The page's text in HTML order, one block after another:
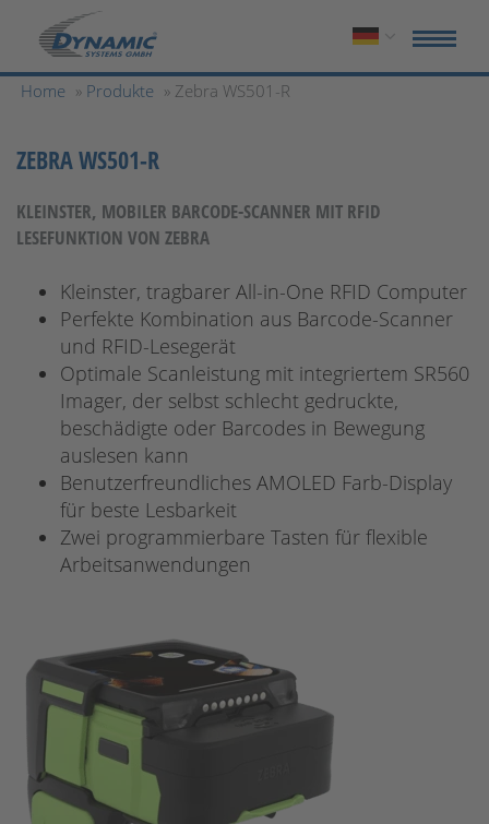
Home » Produkte » Zebra WS501-R
ZEBRA WS501-R
KLEINSTER, MOBILER BARCODE-SCANNER MIT RFID
LESEFUNKTION VON ZEBRA
Kleinster, tragbarer All-in-One RFID Computer
Perfekte Kombination aus Barcode-Scanner
und RFID-Lesegerät
Optimale Scanleistung mit integriertem SR560
Imager, der selbst schlecht gedruckte,
beschädigte oder Barcodes in Bewegung
auslesen kann
Benutzerfreundliches AMOLED Farb-Display
für beste Lesbarkeit
Zwei programmierbare Tasten für flexible
Arbeitsanwendungen